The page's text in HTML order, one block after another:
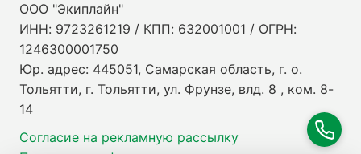
ООО "Экиплайн"
ИНН: 9723261219 / КПП: 632001001 / ОГРН:
1246300001750
Юр. адрес: 445051, Самарская область, г. о.
Тольятти, г. Тольятти, ул. Фрунзе, влд. 8 , ком. 8-
14
Согласие на рекламную рассылку